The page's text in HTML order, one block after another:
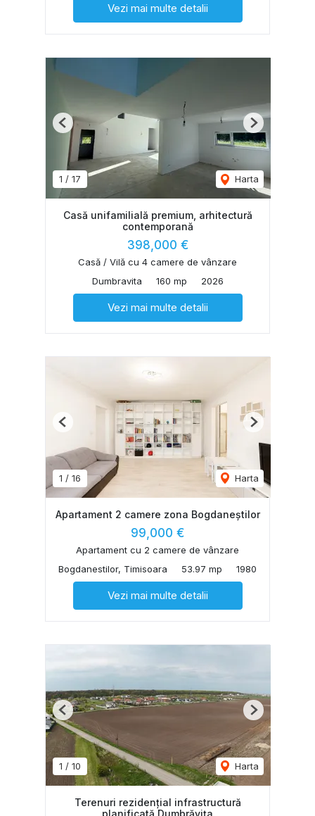
Vezi mai multe detalii
1 / 17 Harta
Previous Next
Casă unifamilială premium, arhitectură
contemporană
398,000 €
Casă / Vilă cu 4 camere de vânzare
Dumbravita
160 mp 2026
Vezi mai multe detalii
1 / 16 Harta
Previous Next
Apartament 2 camere zona Bogdaneștilor
99,000 €
Apartament cu 2 camere de vânzare
Bogdanestilor, Timisoara
53.97 mp 1980
Vezi mai multe detalii
1 / 10 Harta
Previous Next
Terenuri rezidențial infrastructură
planificată Dumbrăvița